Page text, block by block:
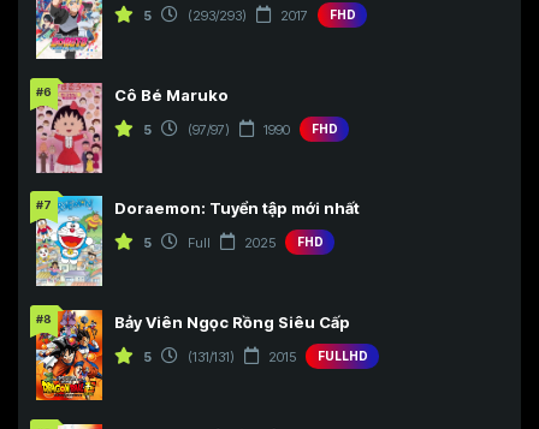
5 (293/293) 2017 FHD
#6 Cô Bé Maruko
5 (97/97) 1990 FHD
#7 Doraemon: Tuyển tập mới nhất
5 Full 2025 FHD
#8 Bảy Viên Ngọc Rồng Siêu Cấp
5 (131/131) 2015 FULLHD